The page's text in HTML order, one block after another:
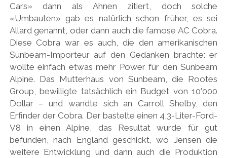
Cars» dann als Ahnen zitiert, doch solche
«Umbauten» gab es natürlich schon früher, es sei
Allard genannt, oder dann auch die famose AC Cobra.
Diese Cobra war es auch, die den amerikanischen
Sunbeam-Importeur auf den Gedanken brachte: er
wollte einfach etwas mehr Power für den Sunbeam
Alpine. Das Mutterhaus von Sunbeam, die Rootes
Group, bewilligte tatsächlich ein Budget von 10’000
Dollar – und wandte sich an Carroll Shelby, den
Erfinder der Cobra. Der bastelte einen 4,3-Liter-Ford-
V8 in einen Alpine, das Resultat wurde für gut
befunden, nach England geschickt, wo Jensen die
weitere Entwicklung und dann auch die Produktion